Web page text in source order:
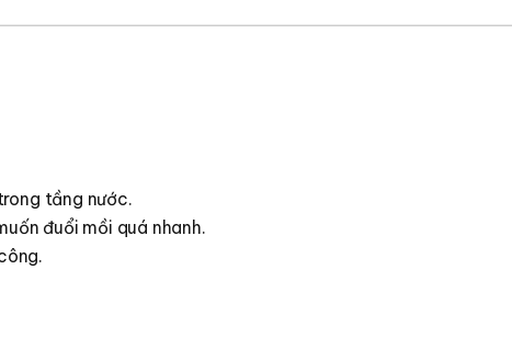
tầng nước.
đuổi mồi quá nhanh.